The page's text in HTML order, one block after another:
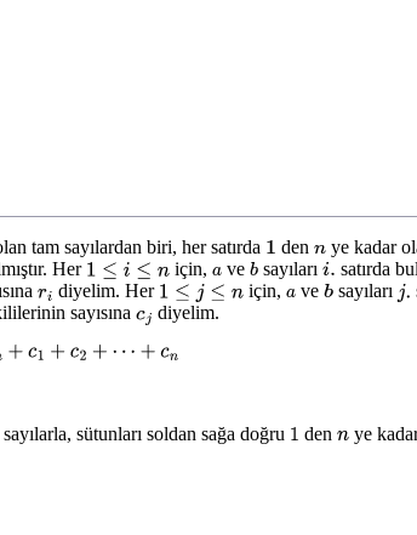
tam sayılardan biri, her satırda 1 den nye kadar
Her 1 ≤i≤ n için, a veb sayılarıi. satırda
ri diyelim. Her 1 ≤j≤ n için, a vebsayıları j.
sayısınacj diyelim.
+c 1+ c2 +⋯+cn
sütunları soldan sağa doğru 1 den nye